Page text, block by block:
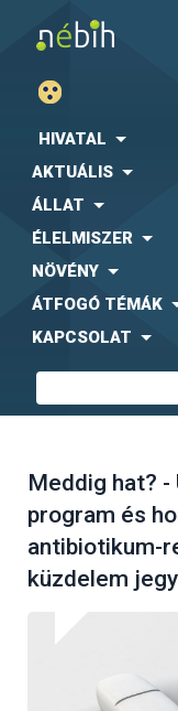
HIVATAL
AKTUÁLIS
ÁLLAT
ÉLELMISZER
NÖVÉNY
ÁTFOGÓ TÉMÁK
KAPCSOLAT
Meddig hat?
program és
antibiotikum-
küzdelem